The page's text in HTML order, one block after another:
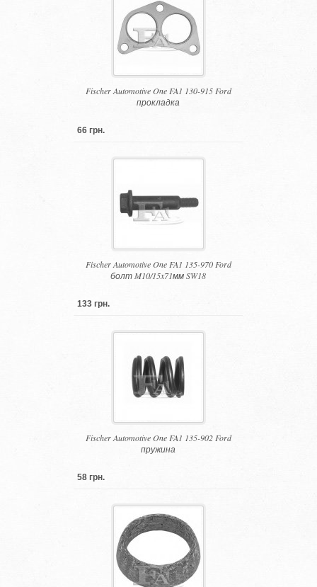
Fischer Automotive One FA1 130-915 Ford
прокладка
66 грн.
Fischer Automotive One FA1 135-970 Ford
болт M10/15x71мм SW18
133 грн.
Fischer Automotive One FA1 135-902 Ford
пружина
58 грн.